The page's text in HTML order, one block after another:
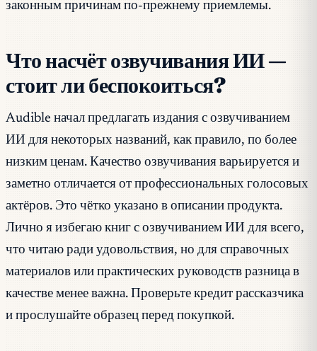
законным причинам по-прежнему приемлемы.
Что насчёт озвучивания ИИ —
стоит ли беспокоиться?
Audible начал предлагать издания с озвучиванием
ИИ для некоторых названий, как правило, по более
низким ценам. Качество озвучивания варьируется и
заметно отличается от профессиональных голосовых
актёров. Это чётко указано в описании продукта.
Лично я избегаю книг с озвучиванием ИИ для всего,
что читаю ради удовольствия, но для справочных
материалов или практических руководств разница в
качестве менее важна. Проверьте кредит рассказчика
и прослушайте образец перед покупкой.